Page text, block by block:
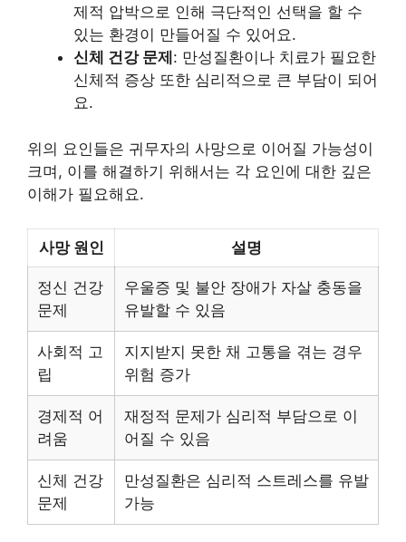
제적 압박으로 인해 극단적인 선택을 할 수
있는 환경이 만들어질 수 있어요.
신체 건강 문제 : 만성질환이나 치료가 필요한
신체적 증상 또한 심리적으로 큰 부담이 되어
요.
위의 요인들은 귀무자의 사망으로 이어질 가능성이
크며, 이를 해결하기 위해서는 각 요인에 대한 깊은
이해가 필요해요.
사망 원인 설명
정신 건강
문제
우울증 및 불안 장애가 자살 충동을
유발할 수 있음
사회적 고
립
지지받지 못한 채 고통을 겪는 경우
위험 증가
경제적 어
려움
재정적 문제가 심리적 부담으로 이
어질 수 있음
신체 건강
문제
만성질환은 심리적 스트레스를 유발
가능